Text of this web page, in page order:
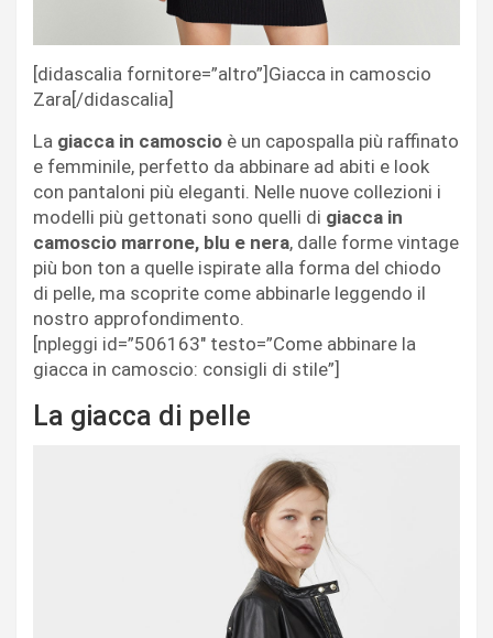
[didascalia fornitore=”altro”]Giacca in camoscio
Zara[/didascalia]
La giacca in camoscio è un capospalla più raffinato
e femminile, perfetto da abbinare ad abiti e look
con pantaloni più eleganti. Nelle nuove collezioni i
modelli più gettonati sono quelli di giacca in
camoscio marrone, blu e nera, dalle forme vintage
più bon ton a quelle ispirate alla forma del chiodo
di pelle, ma scoprite come abbinarle leggendo il
nostro approfondimento.
[npleggi id=”506163″ testo=”Come abbinare la
giacca in camoscio: consigli di stile”]
La giacca di pelle